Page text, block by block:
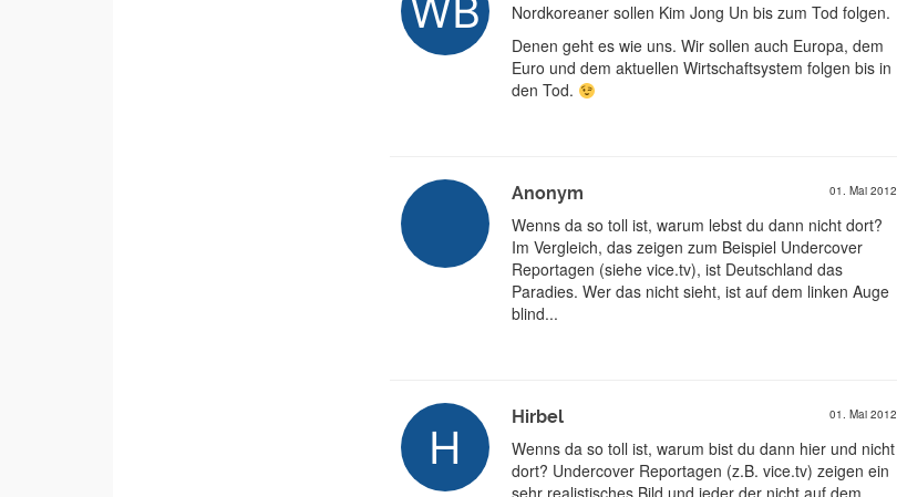
Nordkoreaner sollen Kim Jong Un bis zum Tod folgen.
Denen geht es wie uns. Wir sollen auch Europa, dem
Euro und dem aktuellen Wirtschaftsystem folgen bis in
den Tod.
Anonym 01. Mai 2012
Wenns da so toll ist, warum lebst du dann nicht dort?
Im Vergleich, das zeigen zum Beispiel Undercover
Reportagen (siehe vice.tv), ist Deutschland das
Paradies. Wer das nicht sieht, ist auf dem linken Auge
blind...
Hirbel 01. Mai 2012
Wenns da so toll ist, warum bist du dann hier und nicht
dort? Undercover Reportagen (z.B. vice.tv) zeigen ein